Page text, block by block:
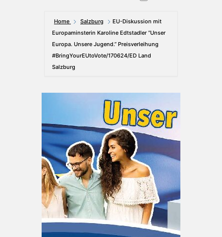
Home Salzburg
EU-Diskussion mit
Europaminsterin Karoline Edtstadler “Unser
Europa. Unsere Jugend.” Preisverleihung
#BringYourEUtoVote/170624/ED Land
Salzburg